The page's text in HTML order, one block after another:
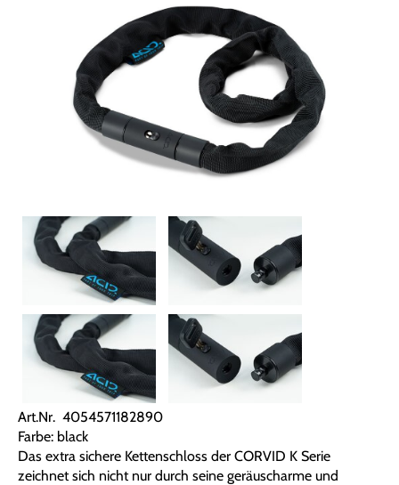
Art.Nr. 4054571182890
Farbe: black
Das extra sichere Kettenschloss der CORVID K Serie
zeichnet sich nicht nur durch seine geräuscharme und